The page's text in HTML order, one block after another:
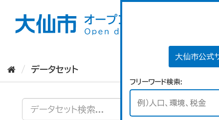
大仙市公式
フリーワード検索
データセット